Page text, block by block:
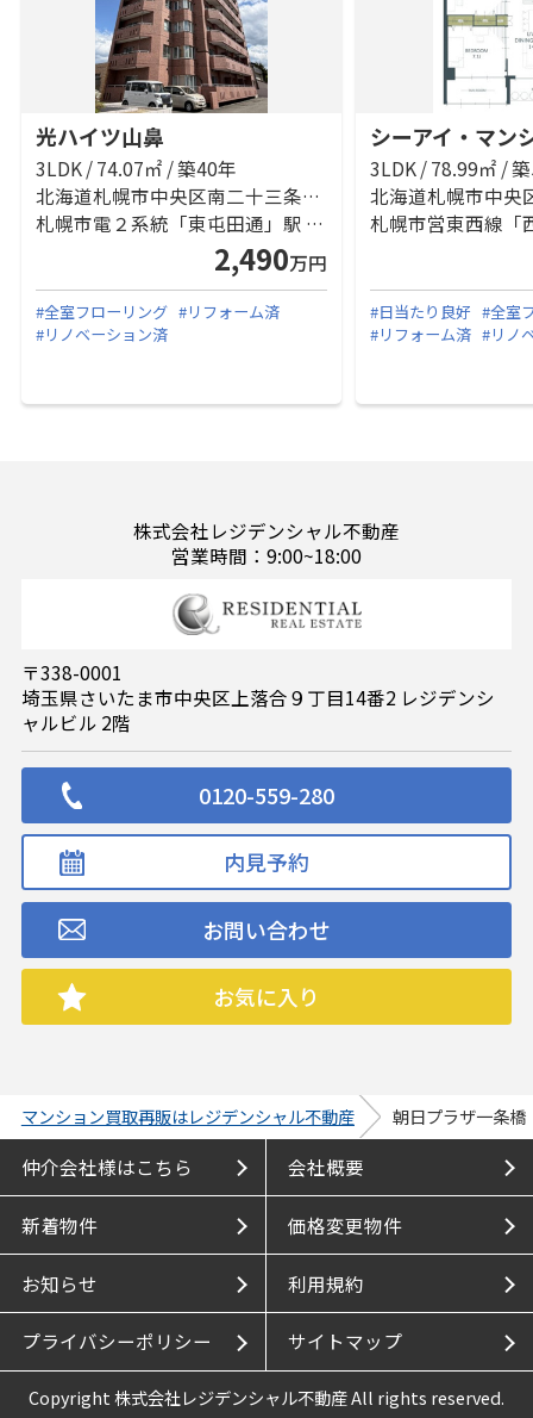
光ハイツ山鼻
3LDK / 74.07㎡ / 築40年
北海道札幌市中央区南二十三条西８丁目
札幌市電２系統「東屯田通」駅 徒歩4分
2,490万円
#全室フローリング #リフォーム済
#リノベーション済
シーアイ・マン
3LDK / 78.99㎡ /
#日当たり良好 #全室
#リフォーム済 #リノ
株式会社レジデンシャル不動産
営業時間：9:00~18:00
〒338-0001
埼玉県さいたま市中央区上落合９丁目14番2 レジデンシ
ャルビル 2階
0120-559-280
内見予約
お問い合わせ
お気に入り
マンション買取再販はレジデンシャル不動産 朝日プラザ一条橋
仲介会社様はこちら 会社概要
新着物件 価格変更物件
お知らせ 利用規約
プライバシーポリシー サイトマップ
Copyright 株式会社レジデンシャル不動産 All rights reserved.